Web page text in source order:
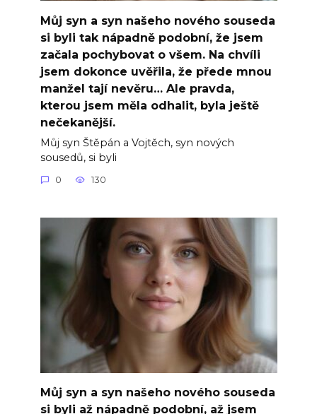
Můj syn a syn našeho nového souseda
si byli tak nápadně podobní, že jsem
začala pochybovat o všem. Na chvíli
jsem dokonce uvěřila, že přede mnou
manžel tají nevěru… Ale pravda,
kterou jsem měla odhalit, byla ještě
nečekanější.
Můj syn Štěpán a Vojtěch, syn nových
sousedů, si byli
0 130
Můj syn a syn našeho nového souseda
si byli až nápadně podobní, až jsem